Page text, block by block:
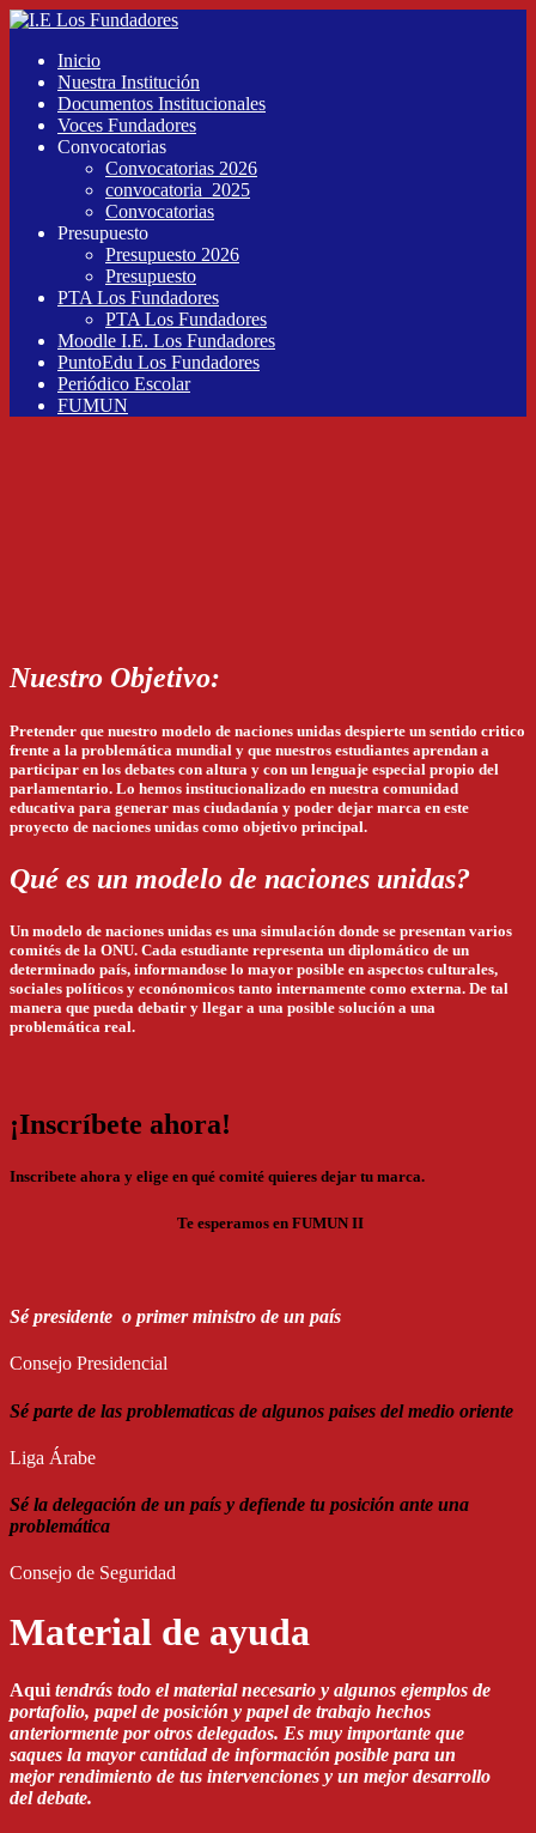
Inicio
Nuestra Institución
Documentos Institucionales
Voces Fundadores
Convocatorias
Convocatorias 2026
convocatoria_2025
Convocatorias
Presupuesto
Presupuesto 2026
Presupuesto
PTA Los Fundadores
PTA Los Fundadores
Moodle I.E. Los Fundadores
PuntoEdu Los Fundadores
Periódico Escolar
FUMUN
Nuestro Objetivo:
Pretender que nuestro modelo de naciones unidas despierte un sentido critico
frente a la problemática mundial y que nuestros estudiantes aprendan a
participar en los debates con altura y con un lenguaje especial propio del
parlamentario. Lo hemos institucionalizado en nuestra comunidad
educativa para generar mas ciudadanía y poder dejar marca en este
proyecto de naciones unidas como objetivo principal.
Qué es un modelo de naciones unidas?
Un modelo de naciones unidas es una simulación donde se presentan varios
comités de la ONU. Cada estudiante representa un diplomático de un
determinado país, informandose lo mayor posible en aspectos culturales,
sociales políticos y econónomicos tanto internamente como externa. De tal
manera que pueda debatir y llegar a una posible solución a una
problemática real.
¡Inscríbete ahora!
Inscribete ahora y elige en qué comité quieres dejar tu marca.
Te esperamos en FUMUN II
Sé presidente o primer ministro de un país
Consejo Presidencial
Sé parte de las problematicas de algunos paises del medio oriente
Liga Árabe
Sé la delegación de un país y defiende tu posición ante una
problemática
Consejo de Seguridad
Material de ayuda
Aqui tendrás todo el material necesario y algunos ejemplos de
portafolio, papel de posición y papel de trabajo hechos
anteriormente por otros delegados. Es muy importante que
saques la mayor cantidad de información posible para un
mejor rendimiento de tus intervenciones y un mejor desarrollo
del debate.